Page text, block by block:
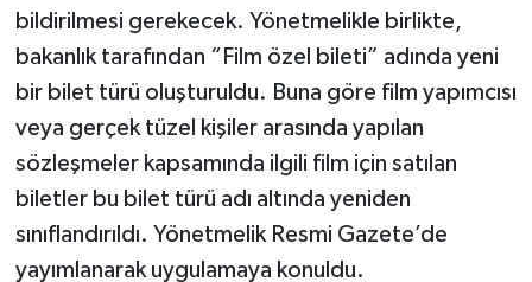
bildirilmesi gerekecek. Yönetmelikle birlikte,
bakanlık tarafından “Film özel bileti” adında yeni
bir bilet türü oluşturuldu. Buna göre film yapımcısı
veya gerçek tüzel kişiler arasında yapılan
sözleşmeler kapsamında ilgili film için satılan
biletler bu bilet türü adı altında yeniden
sınıflandırıldı. Yönetmelik Resmi Gazete’de
yayımlanarak uygulamaya konuldu.